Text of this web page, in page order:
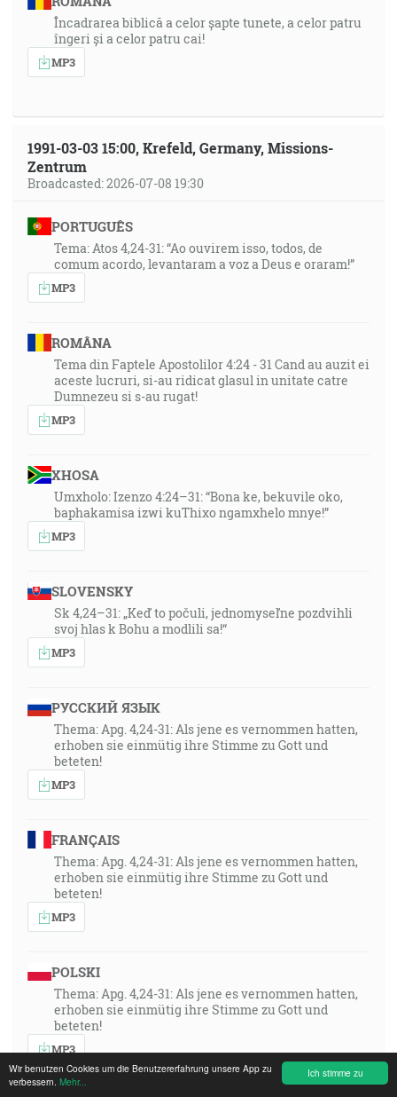
Ich stimme zu
Wir benutzen Cookies um die Benutzererfahrung unsere App zu
verbessern. Mehr...
Încadrarea biblică a celor șapte tunete, a celor patru
îngeri și a celor patru cai!
MP3
1991-03-03 15:00, Krefeld, Germany, Missions-
Zentrum
Broadcasted: 2026-07-08 19:30
PORTUGUÊS
Tema: Atos 4,24-31: “Ao ouvirem isso, todos, de
comum acordo, levantaram a voz a Deus e oraram!”
MP3
ROMÂNA
Tema din Faptele Apostolilor 4:24 - 31 Cand au auzit ei
aceste lucruri, si-au ridicat glasul in unitate catre
Dumnezeu si s-au rugat!
MP3
XHOSA
Umxholo: Izenzo 4:24–31: “Bona ke, bekuvile oko,
baphakamisa izwi kuThixo ngamxhelo mnye!”
MP3
SLOVENSKY
Sk 4,24–31: „Keď to počuli, jednomyseľne pozdvihli
svoj hlas k Bohu a modlili sa!“
MP3
РУССКИЙ ЯЗЫК
Thema: Apg. 4,24-31: Als jene es vernommen hatten,
erhoben sie einmütig ihre Stimme zu Gott und
beteten!
MP3
FRANÇAIS
Thema: Apg. 4,24-31: Als jene es vernommen hatten,
erhoben sie einmütig ihre Stimme zu Gott und
beteten!
MP3
POLSKI
Thema: Apg. 4,24-31: Als jene es vernommen hatten,
erhoben sie einmütig ihre Stimme zu Gott und
beteten!
MP3